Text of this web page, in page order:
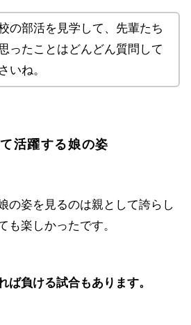
の部活を見学して、先輩たち
ったことはどんどん質問して
いね。
活躍する娘の姿
の姿を見るのは親として誇らし
も楽しかったです。
ば負ける試合もあります。